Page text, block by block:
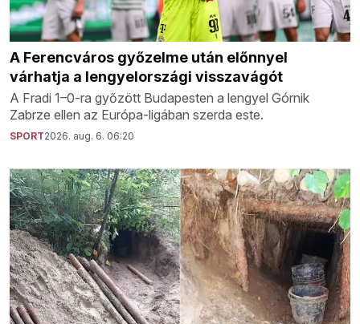
A Ferencváros győzelme után előnnyel
várhatja a lengyelországi visszavágót
A Fradi 1–0-ra győzött Budapesten a lengyel Górnik
Zabrze ellen az Európa-ligában szerda este.
SPORT2026. aug. 6. 06:20